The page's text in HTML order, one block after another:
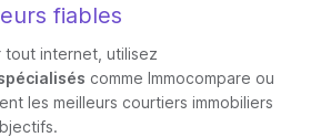
fiables
internet, utilisez
comme Immocompare ou
les meilleurs courtiers immobiliers